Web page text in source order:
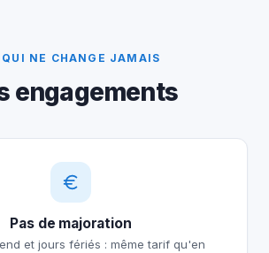
QUI NE CHANGE JAMAIS
engagements
Pas de majoration
et jours fériés : même tarif qu'en